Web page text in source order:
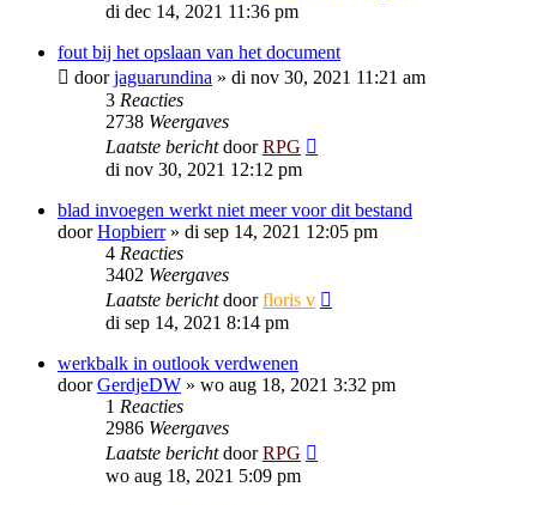
di dec 14, 2021 11:36 pm
fout bij het opslaan van het document
doorjaguarundina » di nov 30, 2021 11:21 am
3 Reacties
2738 Weergaves
Laatste berichtdoorRPG
di nov 30, 2021 12:12 pm
blad invoegen werkt niet meer voor dit bestand
doorHopbierr» di sep 14, 2021 12:05 pm
4 Reacties
3402 Weergaves
Laatste berichtdoorfloris v
di sep 14, 2021 8:14 pm
werkbalk in outlook verdwenen
doorGerdjeDW » wo aug 18, 2021 3:32 pm
1 Reacties
2986 Weergaves
Laatste berichtdoorRPG
wo aug 18, 2021 5:09 pm